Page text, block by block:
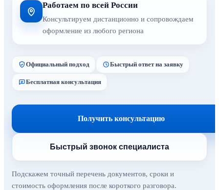
Работаем по всей России
Консультируем дистанционно и сопровождаем
оформление из любого региона
Официальный подход Быстрый ответ на заявку
Бесплатная консультация
Получить консультацию
Быстрый звонок специалиста
Подскажем точный перечень документов, сроки и
стоимость оформления после короткого разговора.